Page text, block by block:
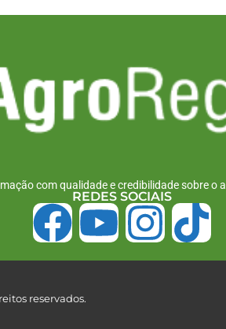
com qualidade e credibilidade sobre o
REDES SOCIAIS
reservados.